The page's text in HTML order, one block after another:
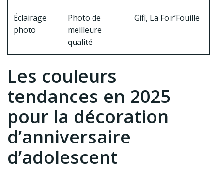
Éclairage
photo
Photo de
meilleure
qualité
Gifi, La Foir’Fouille
Les couleurs
tendances en 2025
pour la décoration
d’anniversaire
d’adolescent